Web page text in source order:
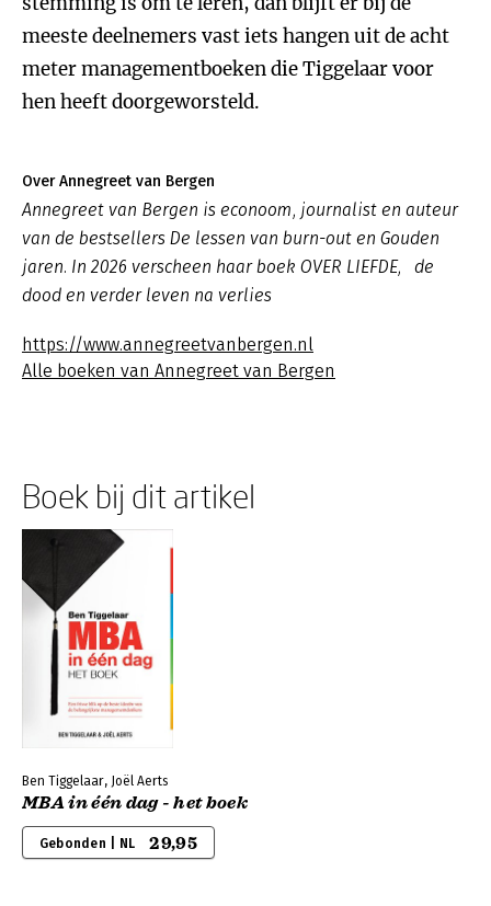
meeste deelnemers vast iets hangen uit de acht
meter managementboeken die Tiggelaar voor
hen heeft doorgeworsteld.
Over Annegreet van Bergen
Annegreet van Bergen is econoom, journalist en auteur
van de bestsellers De lessen van burn-out en Gouden
jaren. In 2026 verscheen haar boek OVER LIEFDE, de
dood en verder leven na verlies
https://www.annegreetvanbergen.nl
Alle boeken van Annegreet van Bergen
Boek bij dit artikel
Ben Tiggelaar, Joël Aerts
MBA in één dag - het boek
Gebonden | NL 29,95